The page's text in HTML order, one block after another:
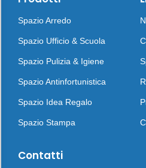
Spazio Arredo
Spazio Ufficio & Scuola
Spazio Pulizia & Igiene
Spazio Antinfortunistica
Spazio Idea Regalo
Spazio Stampa
Contatti